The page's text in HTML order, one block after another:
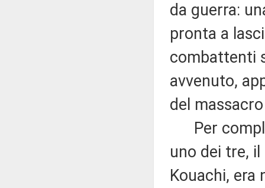
da guerra:
pronta a
combattenti
avvenuto,
del
Per
uno dei tre,
Kouachi, era